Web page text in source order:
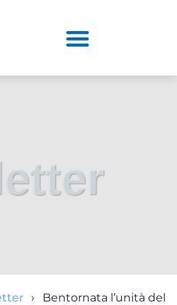
Bentornata l’unità del